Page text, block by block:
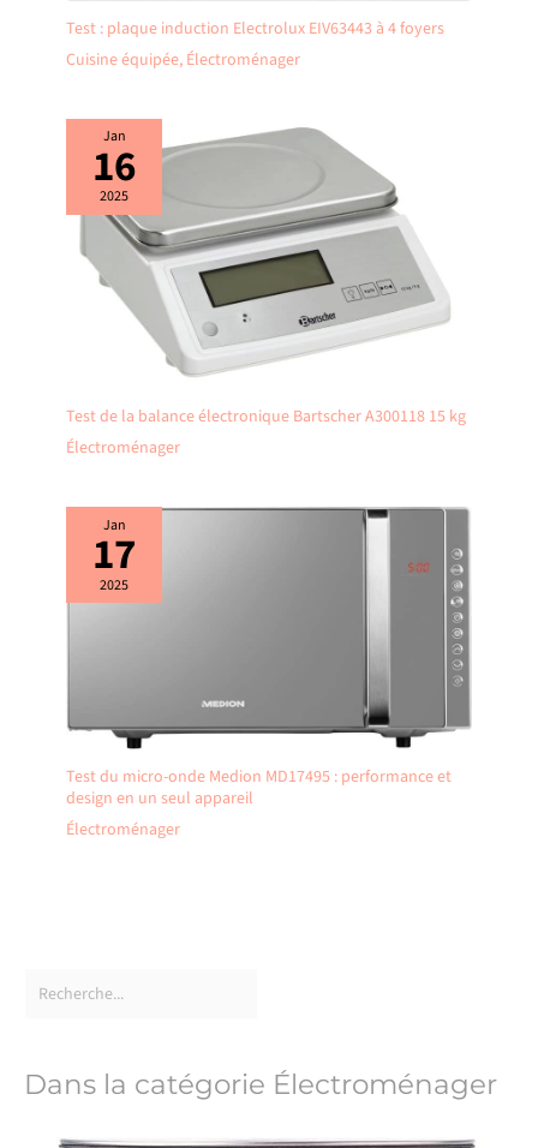
Test : plaque induction Electrolux EIV63443 à 4 foyers
Cuisine équipée, Électroménager
Jan
16
2025
Test de la balance électronique Bartscher A300118 15 kg
Électroménager
Jan
17
2025
Test du micro-onde Medion MD17495 : performance et
design en un seul appareil
Électroménager
Dans la catégorie Électroménager